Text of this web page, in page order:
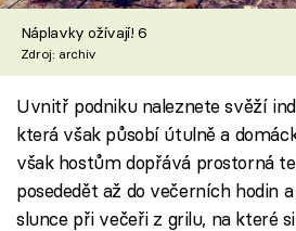
Náplavky ožívají! 6
Zdroj: archiv
Uvnitř podniku naleznete svěží
která však působí útulně a
však hostům dopřává prostorná
posededět až do večerních hodin
slunce při večeři z grilu, na které